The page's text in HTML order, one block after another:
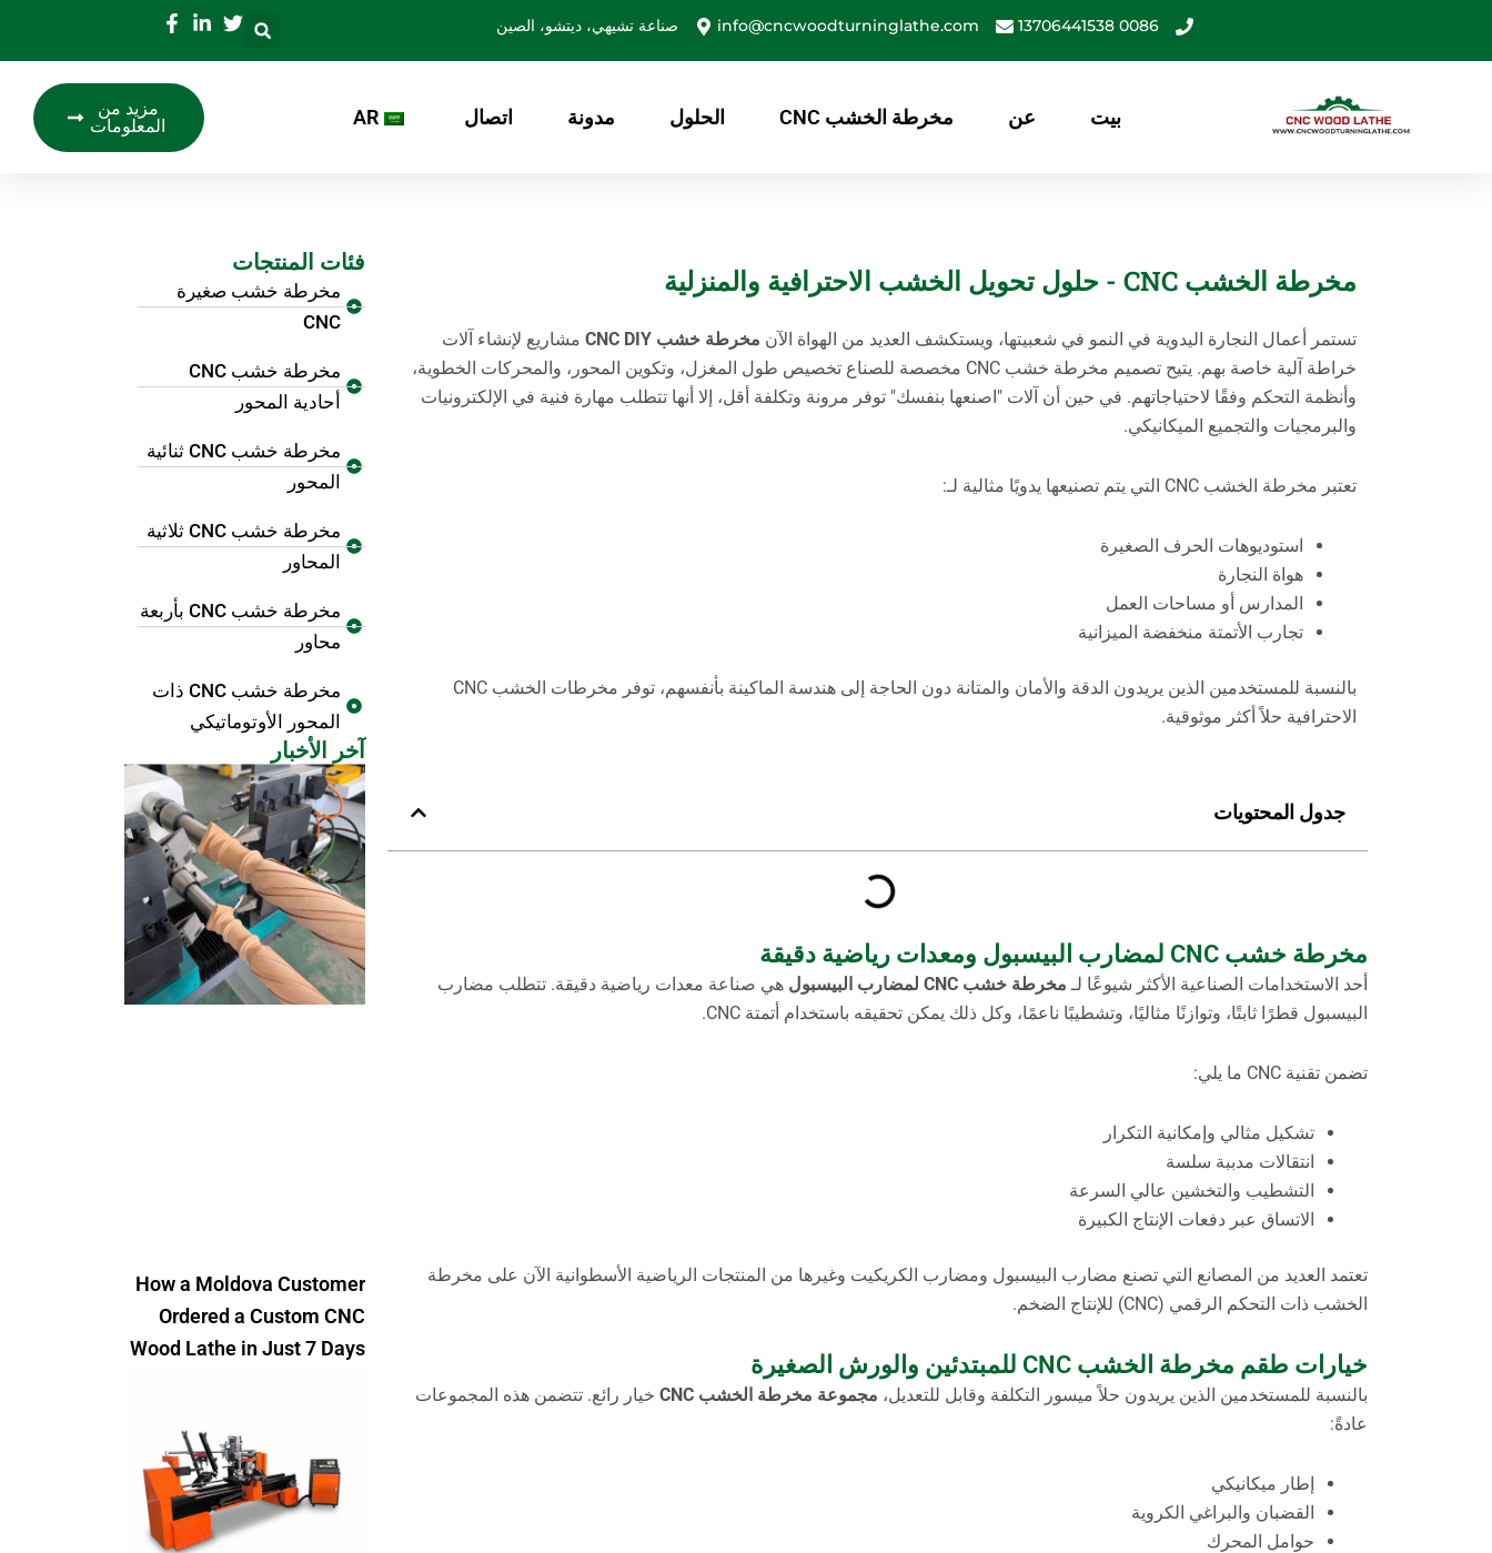
0086 13706441538
info@cncwoodturninglathe.com صناعة تشيهي، ديتشو، الصين
بيت عن مخرطة الخشب CNC الحلول مدونة اتصال AR
مزيد من
المعلومات
مخرطة الخشب CNC - حلول تحويل الخشب الاحترافية والمنزلية
تستمر أعمال النجارة اليدوية في النمو في شعبيتها، ويستكشف العديد من الهواة الآن مخرطة خشب CNC DIY
مشاريع لإنشاء آلات
خراطة آلية خاصة بهم. يتيح تصميم مخرطة خشب CNC مخصصة للصناع تخصيص طول المغزل، وتكوين المحور، والمحركات الخطوية،
وأنظمة التحكم وفقًا لاحتياجاتهم. في حين أن آلات "اصنعها بنفسك" توفر مرونة وتكلفة أقل، إلا أنها تتطلب مهارة فنية في الإلكترونيات
والبرمجيات والتجميع الميكانيكي.
تعتبر مخرطة الخشب CNC التي يتم تصنيعها يدويًا مثالية لـ:
استوديوهات الحرف الصغيرة
هواة النجارة
المدارس أو مساحات العمل
تجارب الأتمتة منخفضة الميزانية
بالنسبة للمستخدمين الذين يريدون الدقة والأمان والمتانة دون الحاجة إلى هندسة الماكينة بأنفسهم، توفر مخرطات الخشب CNC
الاحترافية حلاً أكثر موثوقية.
جدول المحتويات
مخرطة خشب CNC لمضارب البيسبول ومعدات رياضية دقيقة
أحد الاستخدامات الصناعية الأكثر شيوعًا لـ مخرطة خشب CNC لمضارب البيسبول
هي صناعة معدات رياضية دقيقة. تتطلب مضارب
البيسبول قطرًا ثابتًا، وتوازنًا مثاليًا، وتشطيبًا ناعمًا، وكل ذلك يمكن تحقيقه باستخدام أتمتة CNC.
تضمن تقنية CNC ما يلي:
تشكيل مثالي وإمكانية التكرار
انتقالات مدببة سلسة
التشطيب والتخشين عالي السرعة
الاتساق عبر دفعات الإنتاج الكبيرة
تعتمد العديد من المصانع التي تصنع مضارب البيسبول ومضارب الكريكيت وغيرها من المنتجات الرياضية الأسطوانية الآن على مخرطة
الخشب ذات التحكم الرقمي (CNC) للإنتاج الضخم.
خيارات طقم مخرطة الخشب CNC للمبتدئين والورش الصغيرة
بالنسبة للمستخدمين الذين يريدون حلاً ميسور التكلفة وقابل للتعديل، مجموعة مخرطة الخشب CNC
خيار رائع. تتضمن هذه المجموعات
عادةً:
إطار ميكانيكي
القضبان والبراغي الكروية
حوامل المحرك
فئات المنتجات
مخرطة خشب صغيرة
CNC
مخرطة خشب CNC
أحادية المحور
مخرطة خشب CNC ثنائية
المحور
مخرطة خشب CNC ثلاثية
المحاور
مخرطة خشب CNC بأربعة
محاور
مخرطة خشب CNC ذات
المحور الأوتوماتيكي
آخر الأخبار
How a Moldova Customer
Ordered a Custom CNC
Wood Lathe in Just 7 Days